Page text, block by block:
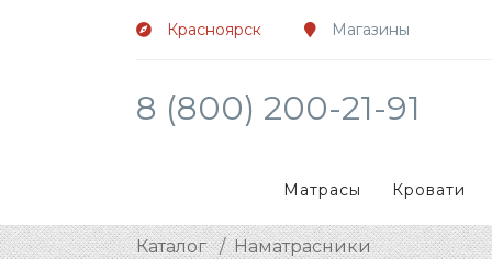
Красноярск Магазины
8 (800) 200-21-91
Матрасы Кровати
Каталог Наматрасники